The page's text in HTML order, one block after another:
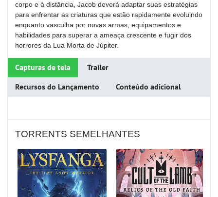
corpo e à distância, Jacob deverá adaptar suas estratégias
para enfrentar as criaturas que estão rapidamente evoluindo
enquanto vasculha por novas armas, equipamentos e
habilidades para superar a ameaça crescente e fugir dos
horrores da Lua Morta de Júpiter.
Capturas de tela Trailer
Recursos do Lançamento Conteúdo adicional
TORRENTS SEMELHANTES